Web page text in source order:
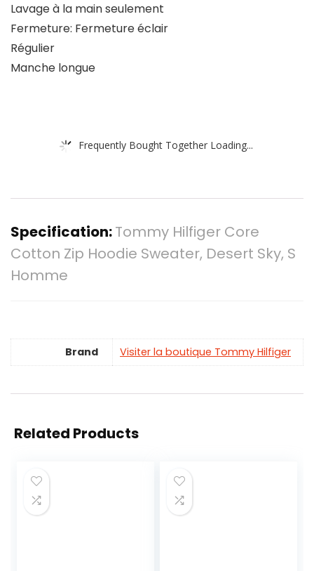
Lavage à la main seulement
Fermeture: Fermeture éclair
Régulier
Manche longue
Frequently Bought Together Loading...
Specification:Tommy Hilfiger Core
Cotton Zip Hoodie Sweater, Desert Sky, S
Homme
Brand Visiter la boutique Tommy Hilfiger
Related Products